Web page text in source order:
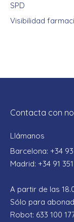
SPD
Visibilidad
Contacta con
Llámanos
Barcelona: +34 93
Madrid: +34 91
A partir de las
Sólo para
Robot: 633 100